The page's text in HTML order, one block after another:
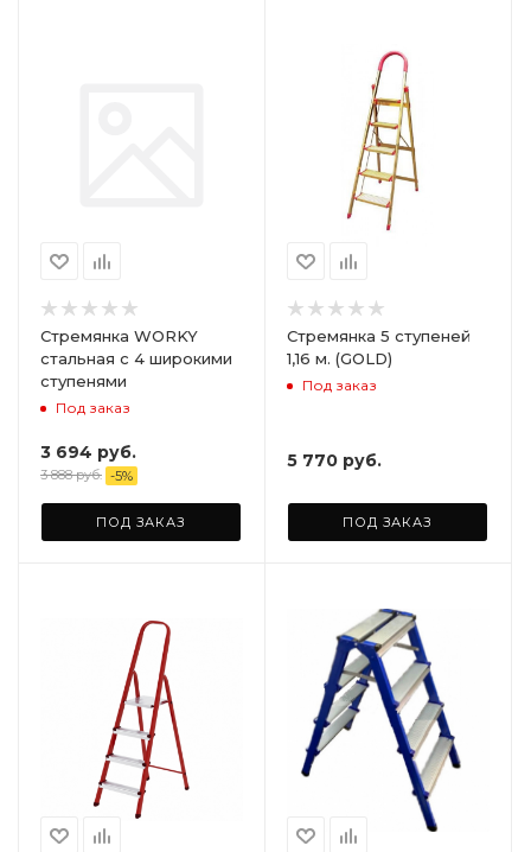
Стремянка WORKY
стальная с 4 широкими
ступенями
Под заказ
3 694 руб.
3 888руб. -5%
ПОД ЗАКАЗ
Стремянка 5 ступеней
1,16 м. (GOLD)
Под заказ
5 770 руб.
ПОД ЗАКАЗ